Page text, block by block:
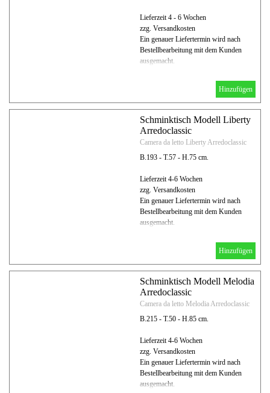
Lieferzeit 4 - 6 Wochen
zzg. Versandkosten
Ein genauer Liefertermin wird nach
Bestellbearbeitung mit dem Kunden
ausgemacht.
Hinzufügen
Schminktisch Modell Liberty
Arredoclassic
Camera da letto Liberty Arredoclassic
B.193 - T.57 - H.75 cm.
Lieferzeit 4-6 Wochen
zzg. Versandkosten
Ein genauer Liefertermin wird nach
Bestellbearbeitung mit dem Kunden
ausgemacht.
Hinzufügen
Schminktisch Modell Melodia
Arredoclassic
Camera da letto Melodia Arredoclassic
B.215 - T.50 - H.85 cm.
Lieferzeit 4-6 Wochen
zzg. Versandkosten
Ein genauer Liefertermin wird nach
Bestellbearbeitung mit dem Kunden
ausgemacht.